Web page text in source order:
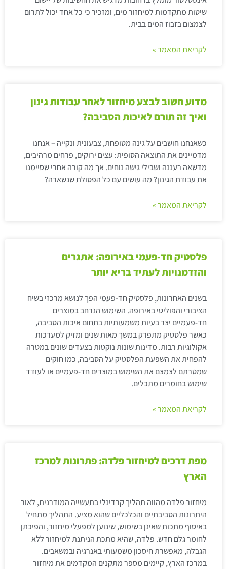
שיטות מתקדמות למיחזור מים, ומזכיר כי כל אחד יכול לתרום
לצמצום בזבוז המים בבית.
לקריאת המאמר »
מדוע חשוב לבצע מיחזור לאחר עבודות גינון
ואיך זה תורם לאיכות הסביבה?
כשאנחנו חושבים על גינה מטופחת, צבעונית ונקייה – אנחנו
מדמיינים את התוצאה הסופית: עצים ירוקים, פרחים מרהיבים,
מדשאה רעננה ושבילי גישה נוחים. אך מה קורה אחרי שסיימנו
את עבודת הגינון? מה עושים עם כל הפסולת שנשארה?
לקריאת המאמר »
פלסטיק חד-פעמי באירופה: אתגרים
והזדמנויות לעתיד בריא יותר
בשנים האחרונות, פלסטיק חד-פעמי הפך לנושא מרכזי בשיח
הציבורי והפוליטי באירופה. השימוש הנרחב במוצרים
חד-פעמיים יצר בעיות משמעותיות בתחום איכות הסביבה,
כאשר פלסטיק מתפרק במשך מאות שנים ומזיק למערכות
אקולוגיות רבות. מדינות שונות נוקטות בצעדים שונים במטרה
להפחית את השפעת הפלסטיק על הסביבה, כמו חוקים
שמטרתם לצמצם את השימוש במוצרים חד-פעמיים או לעודד
שימוש בחומרים מתכלים.
לקריאת המאמר »
מפת דרכים למיחזור פלדה: פתרונות למרכז
הארץ
מיחזור פלדה מהווה תהליך קרדינלי בתעשייה המודרנית, לאור
היתרונות הסביבתיים והכלכליים שהוא מציע. התהליך מתחיל
באיסוף מתכות שאינן בשימוש, שינוען למפעלי מיחזור, והפיכתן
לחומר גלם חדש. פלדה, שהיא מתכת הניתנת למיחזור ללא
הגבלה, מאפשרת חיסכון משמעותי באנרגיה ובמשאבים.
במרכז הארץ, קיימים מספר מתקנים המקדמים את מיחזור